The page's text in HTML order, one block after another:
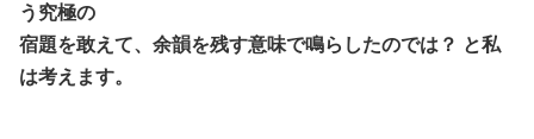
う究極の
宿題を敢えて、余韻を残す意味で鳴らしたのでは？ と私
は考えます。